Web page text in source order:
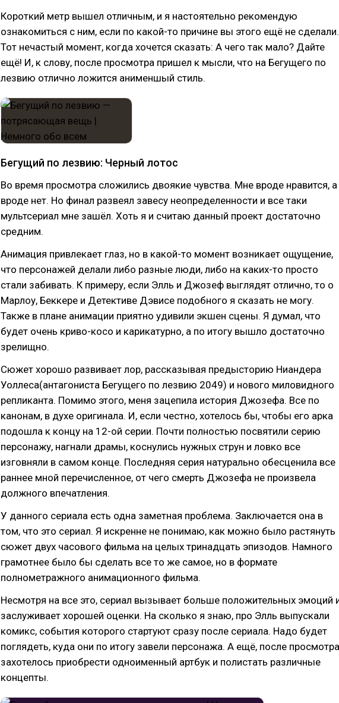
Короткий метр вышел отличным, и я настоятельно рекомендую
ознакомиться с ним, если по какой-то причине вы этого ещё не сделали.
Тот нечастый момент, когда хочется сказать: А чего так мало? Дайте
ещё! И, к слову, после просмотра пришел к мысли, что на Бегущего по
лезвию отлично ложится анименшый стиль.
Бегущий по лезвию: Черный лотос
Во время просмотра сложились двоякие чувства. Мне вроде нравится, а
вроде нет. Но финал развеял завесу неопределенности и все таки
мультсериал мне зашёл. Хоть я и считаю данный проект достаточно
средним.
Анимация привлекает глаз, но в какой-то момент возникает ощущение,
что персонажей делали либо разные люди, либо на каких-то просто
стали забивать. К примеру, если Элль и Джозеф выглядят отлично, то о
Марлоу, Беккере и Детективе Дэвисе подобного я сказать не могу.
Также в плане анимации приятно удивили экшен сцены. Я думал, что
будет очень криво-косо и карикатурно, а по итогу вышло достаточно
зрелищно.
Сюжет хорошо развивает лор, рассказывая предысторию Ниандера
Уоллеса(антагониста Бегущего по лезвию 2049) и нового миловидного
репликанта. Помимо этого, меня зацепила история Джозефа. Все по
канонам, в духе оригинала. И, если честно, хотелось бы, чтобы его арка
подошла к концу на 12-ой серии. Почти полностью посвятили серию
персонажу, нагнали драмы, коснулись нужных струн и ловко все
изговняли в самом конце. Последняя серия натурально обесценила все
раннее мной перечисленное, от чего смерть Джозефа не произвела
должного впечатления.
У данного сериала есть одна заметная проблема. Заключается она в
том, что это сериал. Я искренне не понимаю, как можно было растянуть
сюжет двух часового фильма на целых тринадцать эпизодов. Намного
грамотнее было бы сделать все то же самое, но в формате
полнометражного анимационного фильма.
Несмотря на все это, сериал вызывает больше положительных эмоций
заслуживает хорошей оценки. На сколько я знаю, про Элль выпускали
комикс, события которого стартуют сразу после сериала. Надо будет
поглядеть, куда они по итогу завели персонажа. А ещё, после просмотра
захотелось приобрести одноименный артбук и полистать различные
концепты.